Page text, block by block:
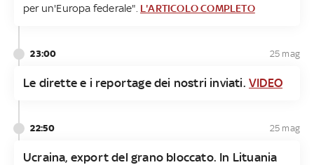
per un'Europa federale". L'ARTICOLO COMPLETO
23:00 25 mag
Le dirette e i reportage dei nostri inviati.VIDEO
22:50 25 mag
Ucraina, export del grano bloccato. In Lituania